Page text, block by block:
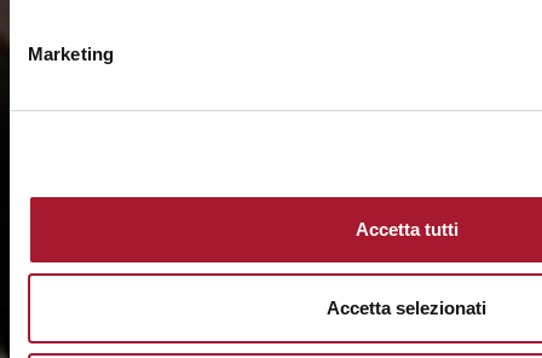
Marketing
Accetta tutti
Accetta selezionati